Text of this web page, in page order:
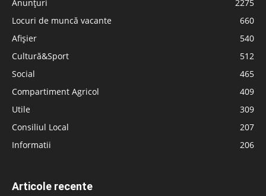
Anunțuri
2275
Locuri de muncă vacante
660
Afișier
540
Cultură&Sport
512
Social
465
Compartiment Agricol
409
Utile
309
Consiliul Local
207
Informatii
206
Articole recente